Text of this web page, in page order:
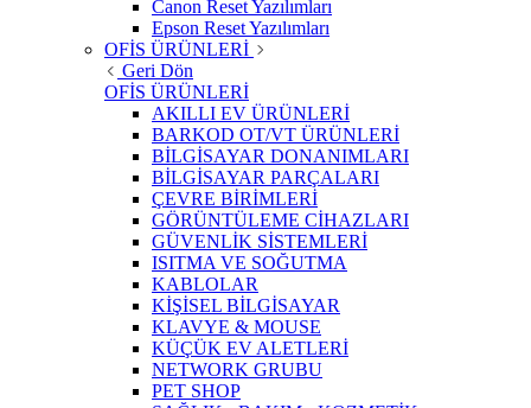
Canon Reset Yazılımları
Epson Reset Yazılımları
OFİS ÜRÜNLERİ
Geri Dön
OFİS ÜRÜNLERİ
AKILLI EV ÜRÜNLERİ
BARKOD OT/VT ÜRÜNLERİ
BİLGİSAYAR DONANIMLARI
BİLGİSAYAR PARÇALARI
ÇEVRE BİRİMLERİ
GÖRÜNTÜLEME CİHAZLARI
GÜVENLİK SİSTEMLERİ
ISITMA VE SOĞUTMA
KABLOLAR
KİŞİSEL BİLGİSAYAR
KLAVYE & MOUSE
KÜÇÜK EV ALETLERİ
NETWORK GRUBU
PET SHOP